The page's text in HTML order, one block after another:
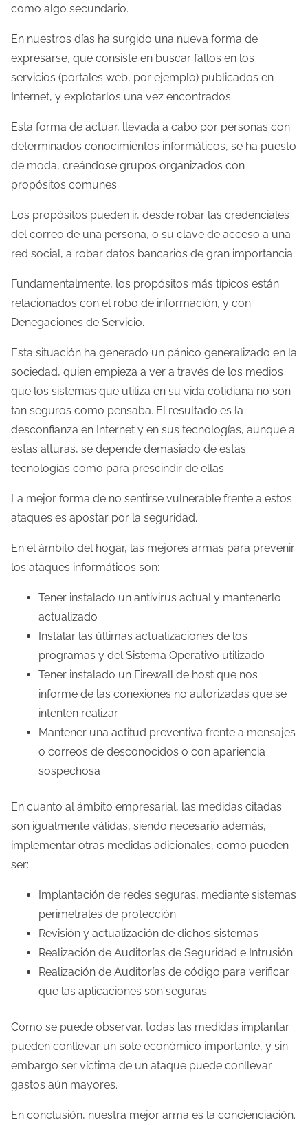
r
d
a
como algo secundario.
En nuestros días ha surgido una nueva forma de
expresarse, que consiste en buscar fallos en los
servicios (portales web, por ejemplo) publicados en
Internet, y explotarlos una vez encontrados.
Esta forma de actuar, llevada a cabo por personas con
determinados conocimientos informáticos, se ha puesto
de moda, creándose grupos organizados con
propósitos comunes.
Los propósitos pueden ir, desde robar las credenciales
del correo de una persona, o su clave de acceso a una
red social, a robar datos bancarios de gran importancia.
Fundamentalmente, los propósitos más típicos están
relacionados con el robo de información, y con
Denegaciones de Servicio.
Esta situación ha generado un pánico generalizado en la
sociedad, quien empieza a ver a través de los medios
que los sistemas que utiliza en su vida cotidiana no son
tan seguros como pensaba. El resultado es la
desconfianza en Internet y en sus tecnologías, aunque a
estas alturas, se depende demasiado de estas
tecnologías como para prescindir de ellas.
La mejor forma de no sentirse vulnerable frente a estos
ataques es apostar por la seguridad.
En el ámbito del hogar, las mejores armas para prevenir
los ataques informáticos son:
Tener instalado un antivirus actual y mantenerlo
actualizado
Instalar las últimas actualizaciones de los
programas y del Sistema Operativo utilizado
Tener instalado un Firewall de host que nos
informe de las conexiones no autorizadas que se
intenten realizar.
Mantener una actitud preventiva frente a mensajes
o correos de desconocidos o con apariencia
sospechosa
En cuanto al ámbito empresarial, las medidas citadas
son igualmente válidas, siendo necesario además,
implementar otras medidas adicionales, como pueden
ser:
Implantación de redes seguras, mediante sistemas
perimetrales de protección
Revisión y actualización de dichos sistemas
Realización de Auditorías de Seguridad e Intrusión
Realización de Auditorías de código para verificar
que las aplicaciones son seguras
Como se puede observar, todas las medidas implantar
pueden conllevar un sote económico importante, y sin
embargo ser víctima de un ataque puede conllevar
gastos aún mayores.
En conclusión, nuestra mejor arma es la concienciación.